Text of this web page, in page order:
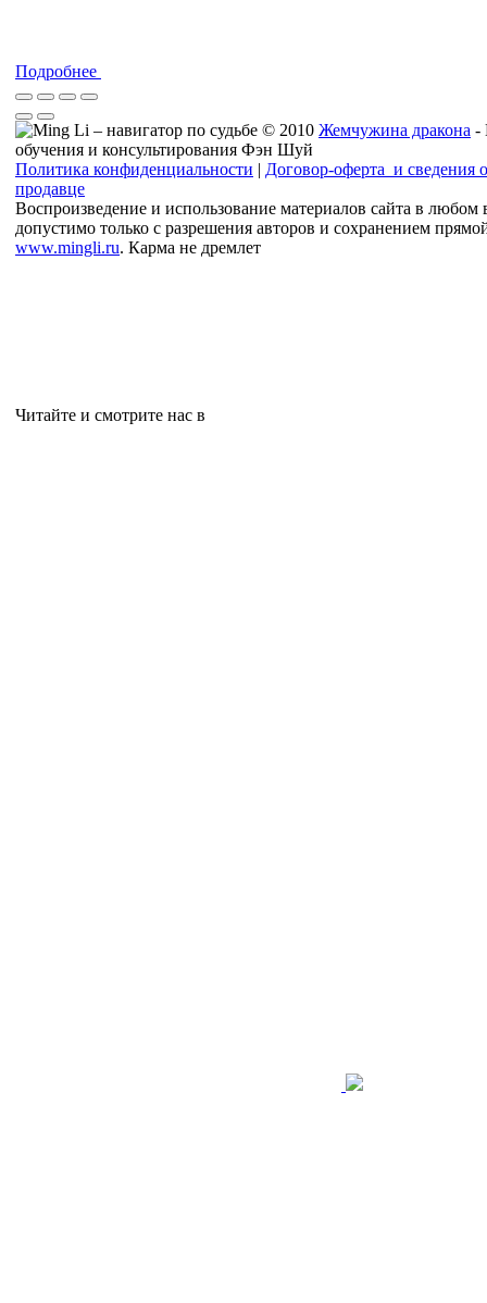
Подробнее
© 2010 Жемчужина дракона -
обучения и консультирования Фэн Шуй
Политика конфиденциальности | Договор-оферта и сведения о
продавце
Воспроизведение и использование материалов сайта в любом
допустимо только с разрешения авторов и сохранением
www.mingli.ru. Карма не дремлет
Читайте и смотрите нас в